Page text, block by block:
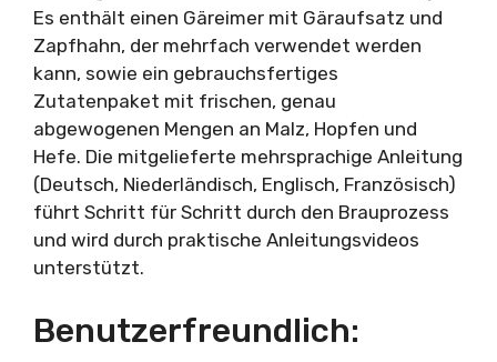
Es enthält einen Gäreimer mit Gäraufsatz und
Zapfhahn, der mehrfach verwendet werden
kann, sowie ein gebrauchsfertiges
Zutatenpaket mit frischen, genau
abgewogenen Mengen an Malz, Hopfen und
Hefe. Die mitgelieferte mehrsprachige Anleitung
(Deutsch, Niederländisch, Englisch, Französisch)
führt Schritt für Schritt durch den Brauprozess
und wird durch praktische Anleitungsvideos
unterstützt.
Benutzerfreundlich: